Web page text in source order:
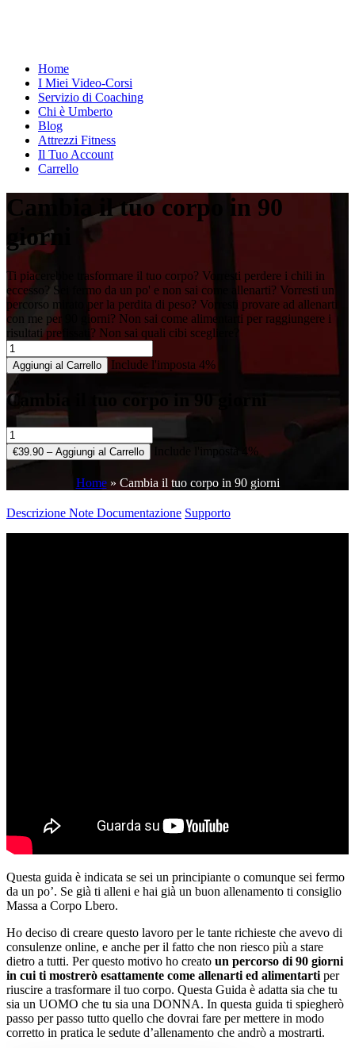
Home
I Miei Video-Corsi
Servizio di Coaching
Chi è Umberto
Blog
Attrezzi Fitness
Il Tuo Account
Carrello
Cambia il tuo corpo in 90
giorni
Ti piacerebbe trasformare il tuo corpo? Vorresti perdere i chili in
eccesso? Sei fermo da un po' e non sai come allenarti? Vorresti un
percorso mirato per la perdita di peso? Vorresti provare ad allenarti
con me per 90 giorni? Non sai come alimentarti per raggiungere i
risultati prefissati? Non sai quali cibi scegliere?
Aggiungi al Carrello Include l'imposta 4%
Cambia il tuo corpo in 90 giorni
€39.90 – Aggiungi al Carrello Include l'imposta 4%
Home» Cambia il tuo corpo in 90 giorni
Descrizione Note Documentazione Supporto
Questa guida è indicata se sei un principiante o comunque sei fermo
da un po’. Se già ti alleni e hai già un buon allenamento ti consiglio
Massa a Corpo Lbero.
Ho deciso di creare questo lavoro per le tante richieste che avevo di
consulenze online, e anche per il fatto che non riesco più a stare
dietro a tutti. Per questo motivo ho creato un percorso di 90 giorni
in cui ti mostrerò esattamente come allenarti ed alimentarti per
riuscire a trasformare il tuo corpo. Questa Guida è adatta sia che tu
sia un UOMO che tu sia una DONNA. In questa guida ti spiegherò
passo per passo tutto quello che dovrai fare per mettere in modo
corretto in pratica le sedute d’allenamento che andrò a mostrarti.